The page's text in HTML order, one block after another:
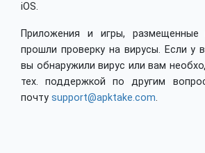
iOS.
Приложения и игры,
прошли проверку на вирусы. Если у
вы обнаружили вирус или вам
тех. поддержкой по другим
почту support@apktake.com.